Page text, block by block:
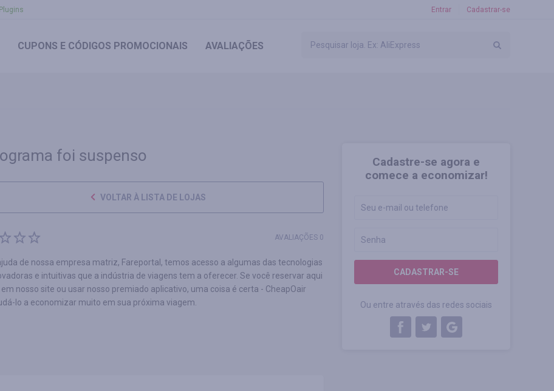
Plugins Entrar Cadastrar-se
CUPONS E CÓDIGOS PROMOCIONAIS AVALIAÇÕES
Cadastre-se agora e
comece a economizar!
CADASTRAR-SE
Ou entre através das redes sociais
foi suspenso
VOLTAR À LISTA DE LOJAS
AVALIAÇÕES 0
de nossa empresa matriz, Fareportal, temos acesso a algumas das tecnologias
e intuitivas que a indústria de viagens tem a oferecer. Se você reservar aqui
nosso site ou usar nosso premiado aplicativo, uma coisa é certa - CheapOair
lo a economizar muito em sua próxima viagem.